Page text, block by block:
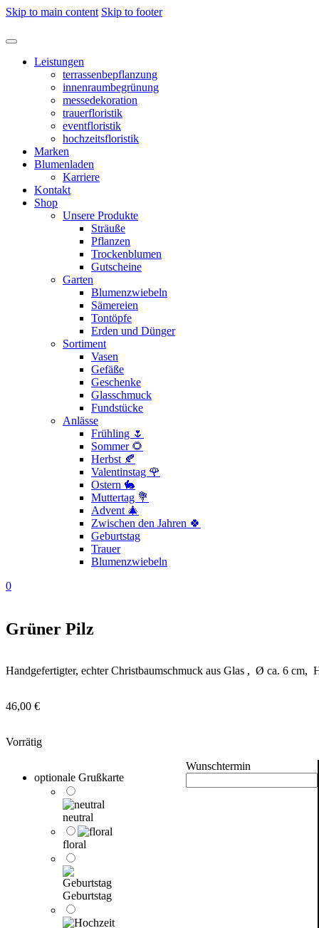
Skip to main content Skip to footer
Leistungen
terrassenbepflanzung
innenraumbegrünung
messedekoration
trauerfloristik
eventfloristik
hochzeitsfloristik
Marken
Blumenladen
Karriere
Kontakt
Shop
Unsere Produkte
Sträuße
Pflanzen
Trockenblumen
Gutscheine
Garten
Blumenzwiebeln
Sämereien
Tontöpfe
Erden und Dünger
Sortiment
Vasen
Gefäße
Geschenke
Glasschmuck
Fundstücke
Anlässe
Frühling 🌷
Sommer 🌻
Herbst 🍂
Valentinstag 🌹
Ostern 🐇
Muttertag 💐
Advent 🎄
Zwischen den Jahren 🍀
Geburtstag
Trauer
Blumenzwiebeln
0
Grüner Pilz
Handgefertigter, echter Christbaumschmuck aus Glas , Ø ca. 6 cm,
46,00 €
Vorrätig
optionale Grußkarte
neutral
floral
Geburtstag
Wunschtermin